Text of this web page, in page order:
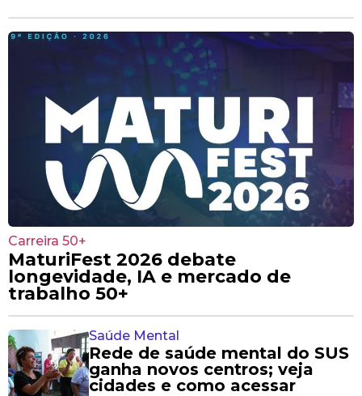
Carreira 50+
MaturiFest 2026 debate
longevidade, IA e mercado de
trabalho 50+
Saúde Mental
Rede de saúde mental do SUS
ganha novos centros; veja
cidades e como acessar